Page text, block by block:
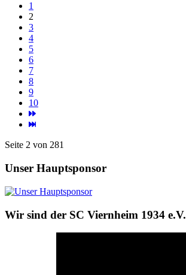
1
2
3
4
5
6
7
8
9
10
Seite 2 von 281
Unser Hauptsponsor
Wir sind der SC Viernheim 1934 e.V.